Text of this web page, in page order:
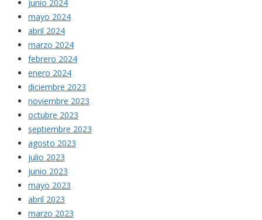
junio 2024
mayo 2024
abril 2024
marzo 2024
febrero 2024
enero 2024
diciembre 2023
noviembre 2023
octubre 2023
septiembre 2023
agosto 2023
julio 2023
junio 2023
mayo 2023
abril 2023
marzo 2023